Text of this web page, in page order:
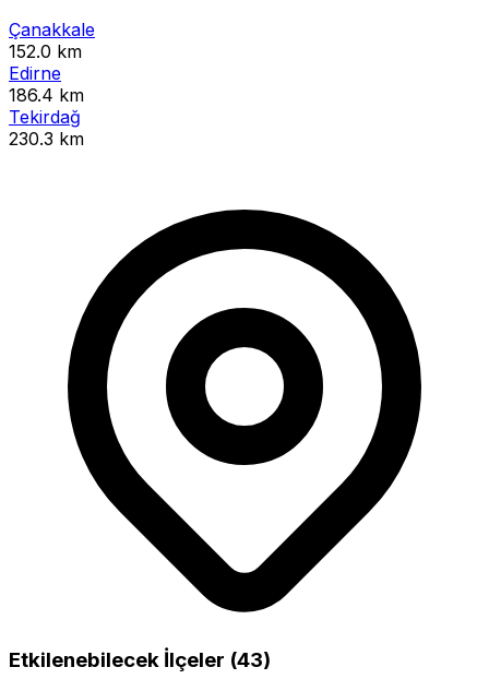
Çanakkale
152.0 km
Edirne
186.4 km
Tekirdağ
230.3 km
Etkilenebilecek İlçeler (43)